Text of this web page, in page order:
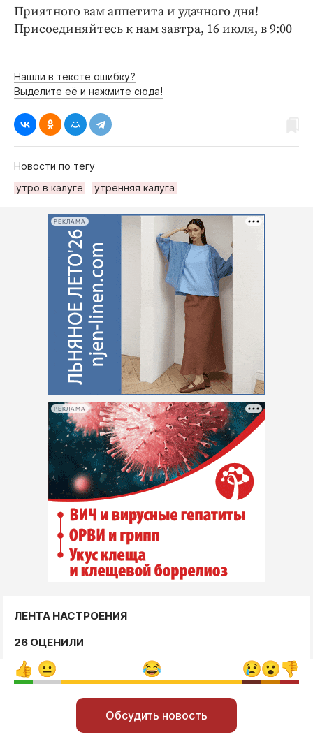
Приятного вам аппетита и удачного дня!
Присоединяйтесь к нам завтра, 16 июля, в 9:00
Нашли в тексте ошибку?
Выделите её и нажмите сюда!
Новости по тегу
утро в калуге
утренняя калуга
РЕКЛАМА
РЕКЛАМА
ЛЕНТА НАСТРОЕНИЯ
26 ОЦЕНИЛИ
Обсудить новость